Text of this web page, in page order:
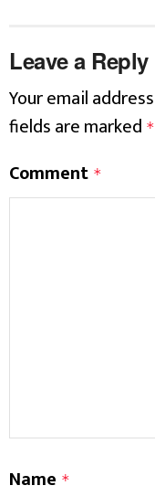
Leave a Reply
Your email
fields are marked *
Comment *
Name *